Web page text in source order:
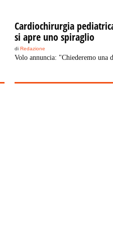
Cardiochirurgia
si apre uno spiraglio
diRedazione
Volo annuncia: "Chiederemo una